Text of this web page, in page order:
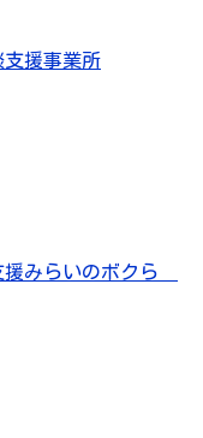
支援事業所
援みらいのボクら